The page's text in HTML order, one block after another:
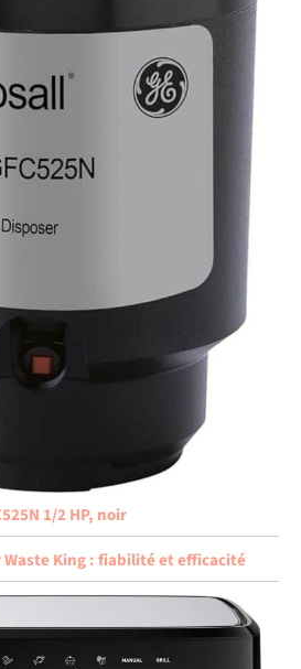
1/2 HP, noir
King : fiabilité et efficacité